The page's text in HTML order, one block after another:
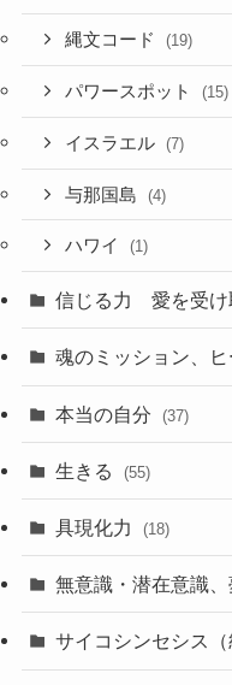
縄文コード (19)
パワースポット (15)
イスラエル (7)
与那国島 (4)
ハワイ (1)
信じる力 愛を受け
魂のミッション、
本当の自分 (37)
生きる (55)
具現化力 (18)
無意識・潜在意識
サイコシンセシス（